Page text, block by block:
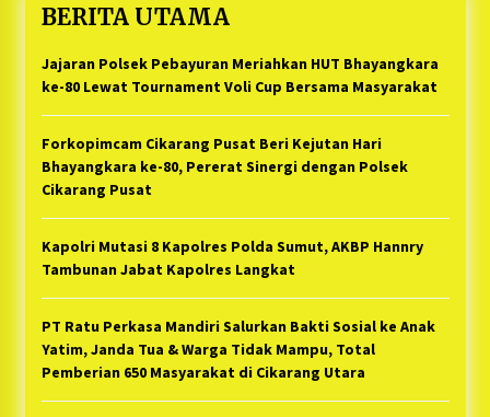
BERITA UTAMA
Jajaran Polsek Pebayuran Meriahkan HUT Bhayangkara
ke-80 Lewat Tournament Voli Cup Bersama Masyarakat
Forkopimcam Cikarang Pusat Beri Kejutan Hari
Bhayangkara ke-80, Pererat Sinergi dengan Polsek
Cikarang Pusat
Kapolri Mutasi 8 Kapolres Polda Sumut, AKBP Hannry
Tambunan Jabat Kapolres Langkat
PT Ratu Perkasa Mandiri Salurkan Bakti Sosial ke Anak
Yatim, Janda Tua & Warga Tidak Mampu, Total
Pemberian 650 Masyarakat di Cikarang Utara